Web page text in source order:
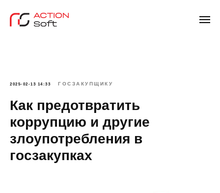
2025-02-13 14:33 ГОСЗАКУПЩИКУ
Как предотвратить
коррупцию и другие
злоупотребления в
госзакупках